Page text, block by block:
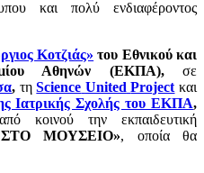
και πολύ ενδιαφέροντος
Κοτζιάς» του Εθνικού και
Αθηνών (ΕΚΠΑ), σε
, τηScience United Project και
Ιατρικής Σχολής του ΕΚΠΑ,
κοινού την εκπαιδευτική
ΜΟΥΣΕΙΟ», οποία θα